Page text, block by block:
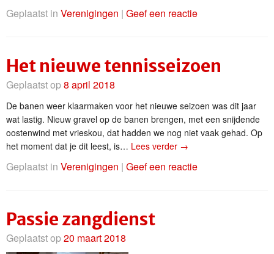
Geplaatst in Verenigingen | Geef een reactie
Het nieuwe tennisseizoen
Geplaatst op8 april 2018
De banen weer klaarmaken voor het nieuwe seizoen was dit jaar
wat lastig. Nieuw gravel op de banen brengen, met een snijdende
oostenwind met vrieskou, dat hadden we nog niet vaak gehad. Op
het moment dat je dit leest, is… Lees verder →
Geplaatst in Verenigingen | Geef een reactie
Passie zangdienst
Geplaatst op20 maart 2018